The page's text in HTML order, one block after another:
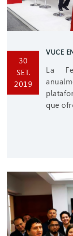
30
SET.
2019
VUCE
La
que